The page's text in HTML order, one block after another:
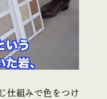
仕組みで色をつけ